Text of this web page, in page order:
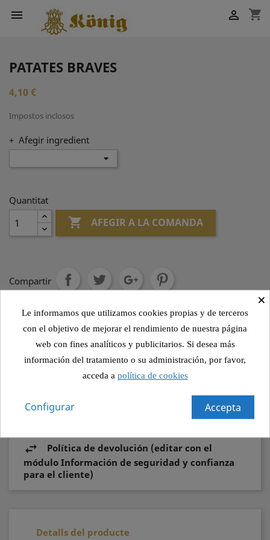
 shopping_cart

PATATES BRAVES
4,10 €
Impostos inclosos
+ Afegir ingredient
Quantitat
 AFEGIR A LA COMANDA
Compartir
Política de seguridad (editar con el módulo
Información de seguridad y confianza para el
cliente)
Información de seguridad y confianza para el
cliente)
Política de devolución (editar con el
módulo Información de seguridad y confianza
para el cliente)
Detalls del producte
×
Le informamos que utilizamos cookies propias y de terceros
con el objetivo de mejorar el rendimiento de nuestra página
web con fines analíticos y publicitarios. Si desea más
información del tratamiento o su administración, por favor,
acceda a política de cookies
Accepta
Configurar